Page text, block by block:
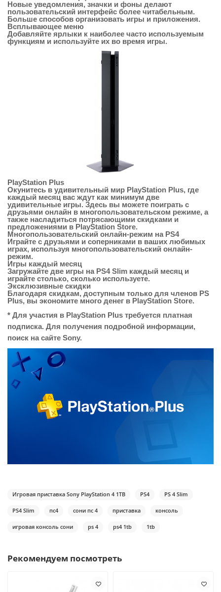
Новые уведомления, значки и фоны делают
пользовательский интерфейс более читабельным.
Больше способов организовать игры и приложения.
Всплывающее меню
Добавляйте ярлыки к наиболее часто используемым
функциям и используйте их во время игры.
PlayStation Plus
Окунитесь в удивительный мир PlayStation Plus, где
каждый месяц вас ждут как минимум две
удивительные игры. Здесь вы можете поиграть с
друзьями онлайн в многопользовательском режиме, а
также насладиться потрясающими скидками и
предложениями в PlayStation Store.
Многопользовательский онлайн-режим на PS4
Играйте с друзьями и соперниками в ваших любимых
играх, используя многопользовательский онлайн-
режим.
Игры каждый месяц
Загружайте две игры на PS4 Slim каждый месяц и
играйте столько, сколько используете.
Эксклюзивные скидки
Благодаря скидкам, доступным только для членов PS
Plus, вы экономите много денег в PlayStation Store.
* Для участия в PlayStation Plus требуется платная
подписка. Для получения подробной информации,
поиск на сайте Sony.
Игровая приставка Sony PlayStation 4 1TB PS4 PS 4 Slim
PS4 Slim пс4 сони пс 4 приставка консоль
игровая консоль сони ps 4 ps4 1tb 1tb
Рекомендуем посмотреть